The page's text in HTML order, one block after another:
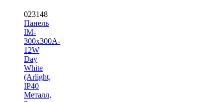
023148
Панель
IM-
300x300A-
12W
Day
White
(Arlight,
IP40
Металл,